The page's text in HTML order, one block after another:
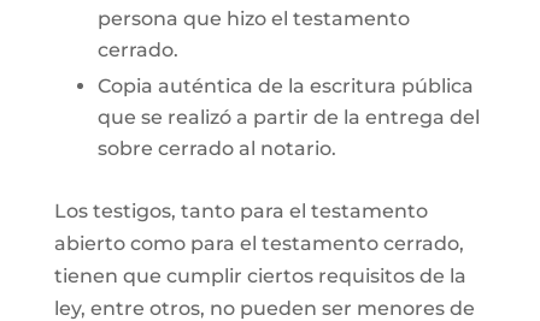
persona que hizo el testamento
cerrado.
Copia auténtica de la escritura pública
que se realizó a partir de la entrega del
sobre cerrado al notario.
Los testigos, tanto para el testamento
abierto como para el testamento cerrado,
tienen que cumplir ciertos requisitos de la
ley, entre otros, no pueden ser menores de